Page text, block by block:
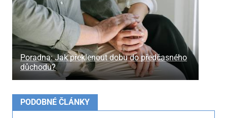
Poradna: Jak překlenout dobu do předčasného
důchodu?
PODOBNÉ ČLÁNKY